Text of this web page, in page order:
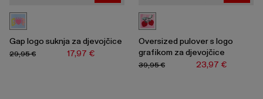
Gap logo suknja za djevojčice
17,97 €
29,95 €
Oversized pulover s logo
grafikom za djevojčice
23,97 €
39,95 €